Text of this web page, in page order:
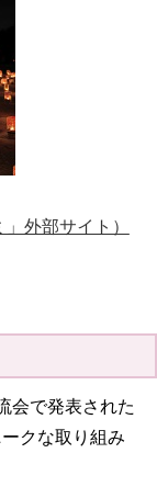
外部サイト）
会で発表された
クな取り組み